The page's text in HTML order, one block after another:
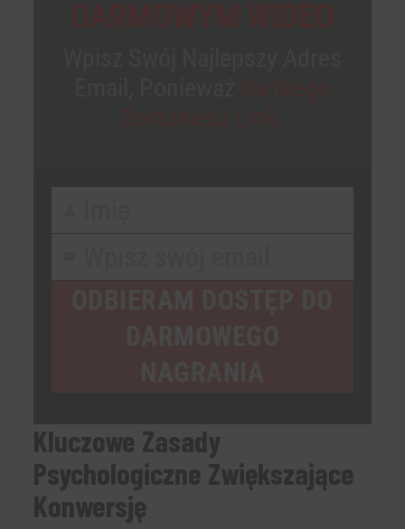
Kluczowe Zasady
Psychologiczne Zwiększające
Konwersję